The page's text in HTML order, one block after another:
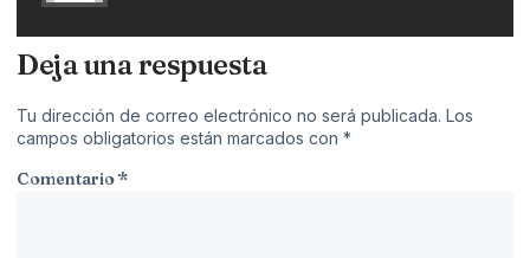
Deja una respuesta
Tu dirección de correo electrónico no será publicada. Los
campos obligatorios están marcados con *
Comentario*